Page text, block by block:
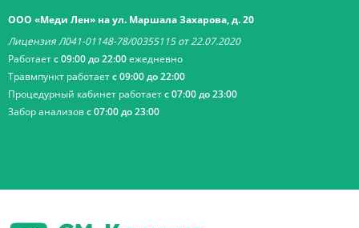
ООО «Меди Лен» на ул. Маршала Захарова, д. 20
Лицензия Л041-01148-78/00355115 от 22.07.2020
Работаетс 09:00 до 22:00ежедневно
Травмпункт работаетс 09:00 до 22:00
Процедурный кабинет работаетс 07:00 до 23:00
Забор анализовс 07:00 до 23:00